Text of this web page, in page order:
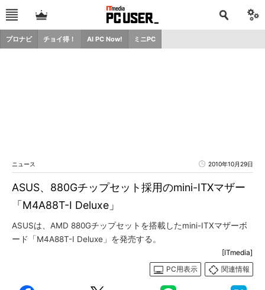
プロナビ チョイ得！ AI PC Now! ミニPC
ニュース 2010年10月29日
ASUS、880Gチップセット採用のmini-ITXマザー
「M4A88T-I Deluxe」
ASUSは、AMD 880Gチップセットを搭載したmini-ITXマザーボ
ード「M4A88T-I Deluxe」を発売する。
[ITmedia]
PC用表示
関連情報